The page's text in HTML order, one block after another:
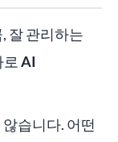
잘 관리하는
AI
습니다. 어떤